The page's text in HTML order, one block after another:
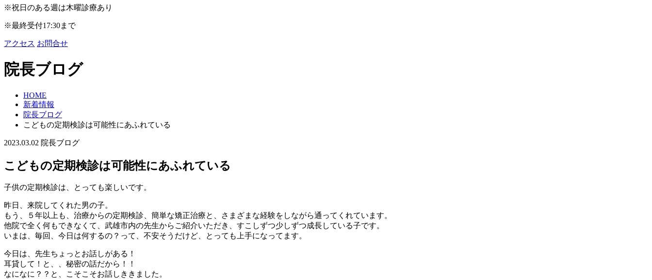
※祝日のある週は木曜診療あり
※最終受付17:30まで
アクセス お問合せ
院長ブログ
HOME
新着情報
院長ブログ
こどもの定期検診は可能性にあふれている
2023.03.02 院長ブログ
こどもの定期検診は可能性にあふれている
子供の定期検診は、とっても楽しいです。
昨日、来院してくれた男の子。
もう、５年以上も、治療からの定期検診、簡単な矯正治療と、さまざまな経験をしながら通ってくれています。
他院で全く何もできなくて、武雄市内の先生からご紹介いただき、すこしずつ少しずつ成長している子です。
いまは、毎回、今日は何するの？って、不安そうだけど、とっても上手になってます。
今日は、先生ちょっとお話しがある！
耳貸して！と、、秘密の話だから！！
なになに？？と、こそこそお話しききました。